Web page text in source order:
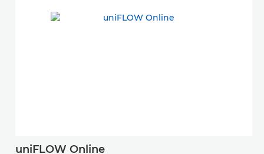
uniFLOW Online